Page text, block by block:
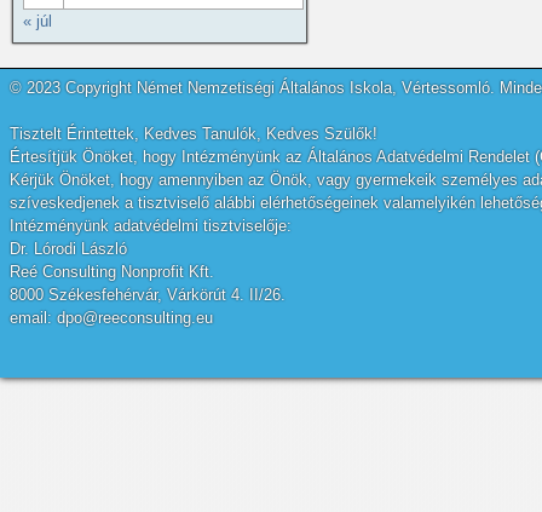
« júl
© 2023 Copyright Német Nemzetiségi Általános Iskola, Vértessomló.
Tisztelt Érintettek, Kedves Tanulók, Kedves Szülők!
Értesítjük Önöket, hogy Intézményünk az Általános Adatvédelmi
Kérjük Önöket, hogy amennyiben az Önök, vagy gyermekeik személyes
szíveskedjenek a tisztviselő alábbi elérhetőségeinek valamelyikén
Intézményünk adatvédelmi tisztviselője:
Dr. Lórodi László
Reé Consulting Nonprofit Kft.
8000 Székesfehérvár, Várkörút 4. II/26.
email: dpo@reeconsulting.eu